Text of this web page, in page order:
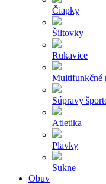
Čiapky
Šiltovky
Rukavice
Multifunkčné
Súpravy
Atletika
Plavky
Sukne
Obuv